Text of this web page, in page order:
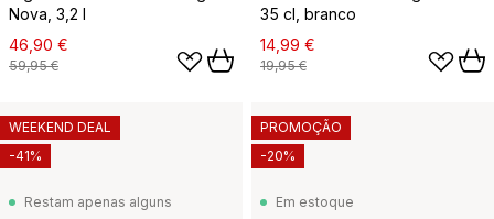
Nova, 3,2 l
46,90 €
59,95 €
35 cl, branco
14,99 €
19,95 €
Restam apenas alguns
WEEKEND DEAL
-41%
Em estoque
PROMOÇÃO
-20%